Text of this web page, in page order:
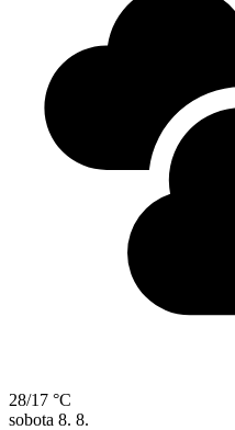
28/17 °C
sobota 8. 8.